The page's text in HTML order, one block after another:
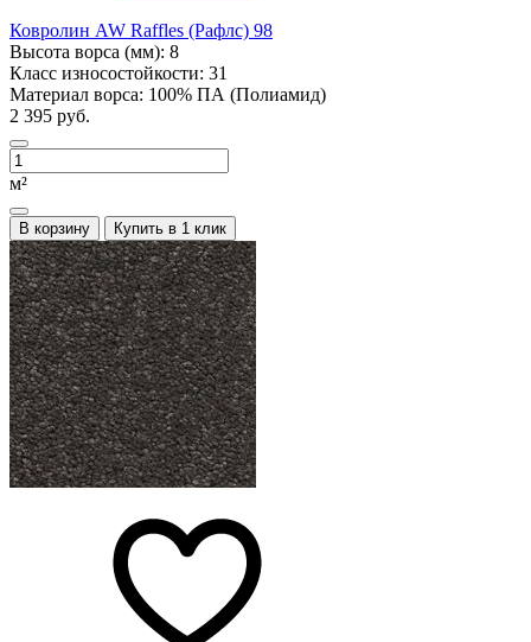
Ковролин AW Raffles (Рафлс) 98
Высота ворса (мм): 8
Класс износостойкости: 31
Материал ворса: 100% ПА (Полиамид)
2 395 руб.
м²
В корзину Купить в 1 клик